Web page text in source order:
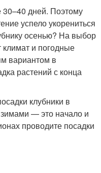
30–40 дней. Поэтому
успело укорениться
осенью? На выбор
климат и погодные
вариантом в
растений с конца
клубники в
— это начало и
проводите посадки